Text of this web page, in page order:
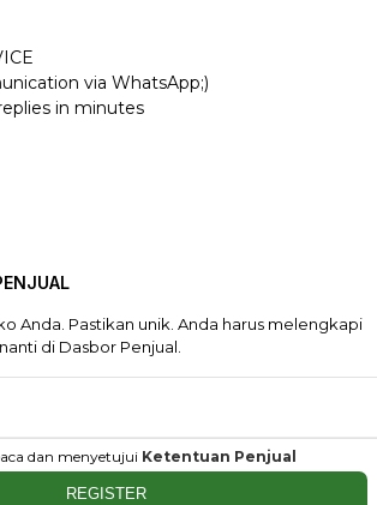
via WhatsApp;)
in minutes
Anda. Pastikan unik. Anda harus melengkapi
di Dasbor Penjual.
dan menyetujui Ketentuan Penjual
REGISTER